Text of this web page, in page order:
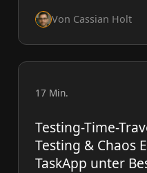
Von Cassian Holt
17 Min.
Testing-Time-
Testing & Chaos
TaskApp unter